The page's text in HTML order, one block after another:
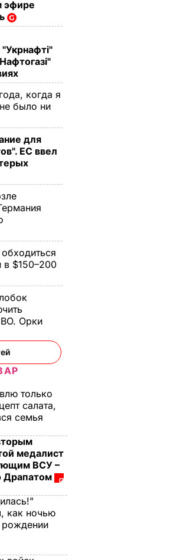
эфире
когда я
было ни
для
ЕС ввел
в $150–200
Орки
только
салата,
семья
медалист
ВСУ –
Драпатом
как ночью
рождении